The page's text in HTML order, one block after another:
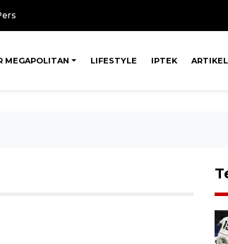
MEGAPOLITAN LIFESTYLE IPTEK ARTIKEL